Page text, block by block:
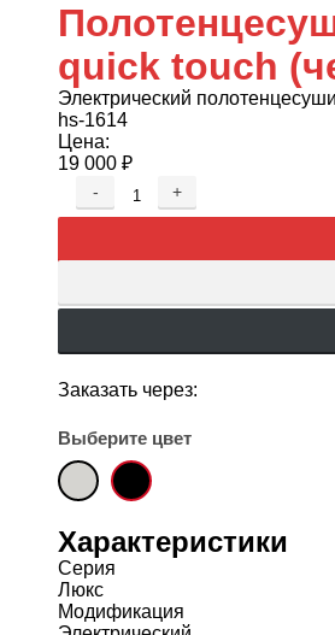
quick touch
Электрический
hs-1614
Цена:
19 000 ₽
- +
Заказать через:
Выберите цвет
Характеристики
Серия
Люкс
Модификация